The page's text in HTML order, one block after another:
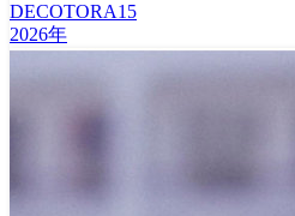
DECOTORA15
2026年